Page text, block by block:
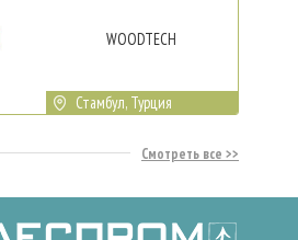
WOODTECH
Стамбул, Турция
Смотреть все